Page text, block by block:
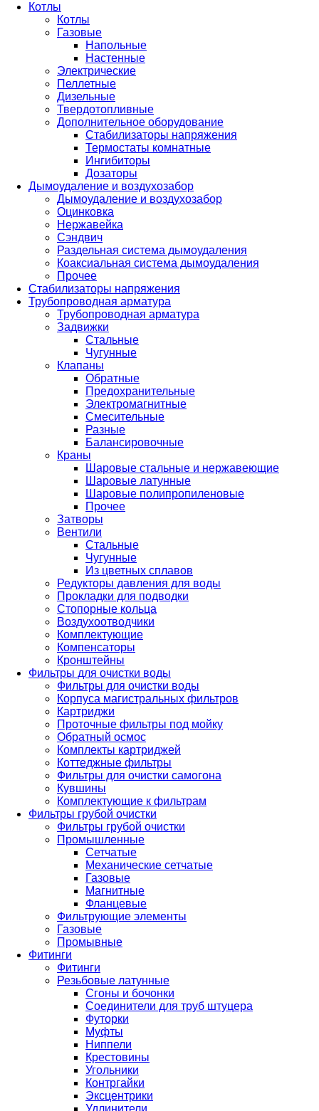
Котлы
Котлы
Газовые
Напольные
Настенные
Электрические
Пеллетные
Дизельные
Твердотопливные
Дополнительное оборудование
Стабилизаторы напряжения
Термостаты комнатные
Ингибиторы
Дозаторы
Дымоудаление и воздухозабор
Дымоудаление и воздухозабор
Оцинковка
Нержавейка
Сэндвич
Раздельная система дымоудаления
Коаксиальная система дымоудаления
Прочее
Стабилизаторы напряжения
Трубопроводная арматура
Трубопроводная арматура
Задвижки
Стальные
Чугунные
Клапаны
Обратные
Предохранительные
Электромагнитные
Смесительные
Разные
Балансировочные
Краны
Шаровые стальные и нержавеющие
Шаровые латунные
Шаровые полипропиленовые
Прочее
Затворы
Вентили
Стальные
Чугунные
Из цветных сплавов
Редукторы давления для воды
Прокладки для подводки
Стопорные кольца
Воздухоотводчики
Комплектующие
Компенсаторы
Кронштейны
Фильтры для очистки воды
Фильтры для очистки воды
Корпуса магистральных фильтров
Картриджи
Проточные фильтры под мойку
Обратный осмос
Комплекты картриджей
Коттеджные фильтры
Фильтры для очистки самогона
Кувшины
Комплектующие к фильтрам
Фильтры грубой очистки
Фильтры грубой очистки
Промышленные
Сетчатые
Механические сетчатые
Газовые
Магнитные
Фланцевые
Фильтрующие элементы
Газовые
Промывные
Фитинги
Фитинги
Резьбовые латунные
Сгоны и бочонки
Соединители для труб штуцера
Футорки
Муфты
Ниппели
Крестовины
Угольники
Контргайки
Эксцентрики